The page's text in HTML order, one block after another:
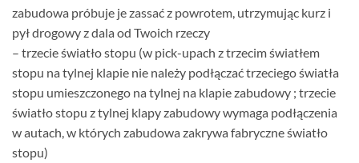
zabudowa próbuje je zassać z powrotem, utrzymując kurz i
pył drogowy z dala od Twoich rzeczy
– trzecie światło stopu (w pick-upach z trzecim światłem
stopu na tylnej klapie nie należy podłączać trzeciego światła
stopu umieszczonego na tylnej na klapie zabudowy ; trzecie
światło stopu z tylnej klapy zabudowy wymaga podłączenia
w autach, w których zabudowa zakrywa fabryczne światło
stopu)